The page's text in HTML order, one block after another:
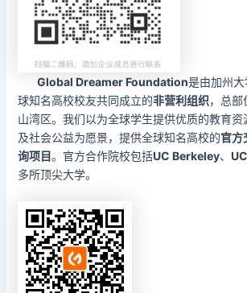
Global Dreamer Foundation是由加州
球知名高校校友共同成立的非营利组织，总部
山湾区。我们以为全球学生提供优质的教育
及社会公益为愿景，提供全球知名高校的官方
询项目。官方合作院校包括UC Berkeley、
多所顶尖大学。